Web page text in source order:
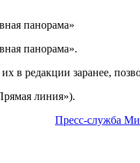
панорама»
панорама».
в редакции заранее,
линия»).
Пресс-служба